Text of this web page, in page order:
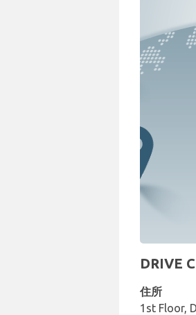
DRIVE
住所
1st Floor,